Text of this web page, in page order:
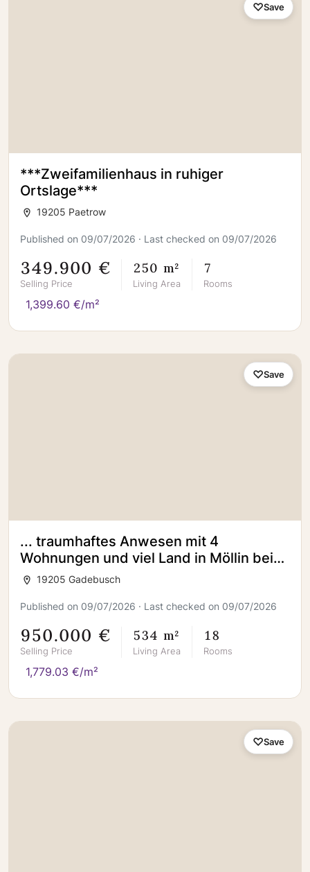
***Zweifamilienhaus in ruhiger
Ortslage***
19205 Paetrow
Published on 09/07/2026 · Last checked on 09/07/2026
349.900 €
Selling Price
250 m²
Living Area
7
Rooms
1,399.60 €/m²
Save
... traumhaftes Anwesen mit 4
Wohnungen und viel Land in Möllin bei
Gadebusch zu verkaufen
19205 Gadebusch
Published on 09/07/2026 · Last checked on 09/07/2026
950.000 €
Selling Price
534 m²
Living Area
18
Rooms
1,779.03 €/m²
Save
Save